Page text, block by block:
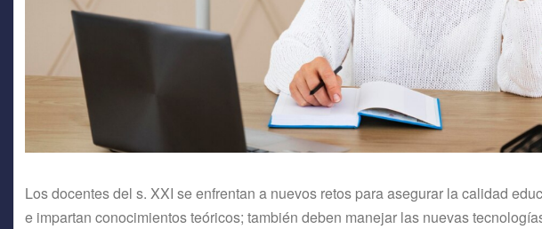
Los docentes del s. XXI se enfrentan a nuevos retos para asegurar la calidad
e impartan conocimientos teóricos; también deben manejar las nuevas